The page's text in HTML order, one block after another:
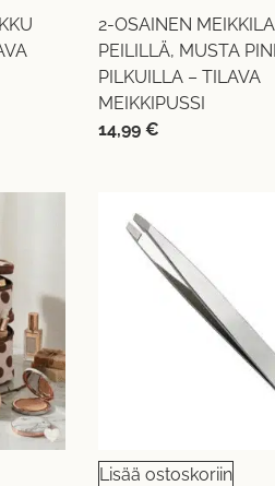
2-OSAINEN
PEILILLÄ, MUSTA
PILKUILLA – TILAVA
MEIKKIPUSSI
14,99€
Lisää ostoskoriin